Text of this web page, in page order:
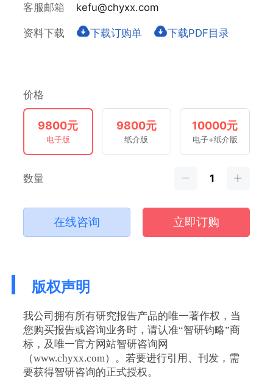
客服邮箱 kefu@chyxx.com
资料下载 下载订购单 下载PDF目录
价格
9800元
电子版
9800元
纸介版
10000元
电子+纸介版
数量
在线咨询 立即订购
版权声明
我公司拥有所有研究报告产品的唯一著作权，当
您购买报告或咨询业务时，请认准“智研钧略”商
标，及唯一官方网站智研咨询网
（www.chyxx.com）。若要进行引用、刊发，需
要获得智研咨询的正式授权。